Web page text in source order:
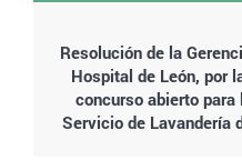
Resolución de la
Hospital de León, por
concurso abierto
Servicio de Lavandería